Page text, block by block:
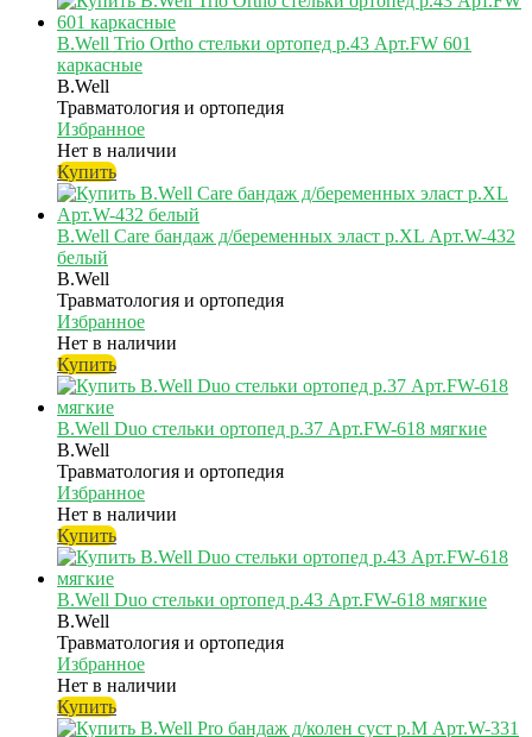
B.Well Trio Ortho стельки ортопед р.43 Арт.FW 601
каркасные
B.Well
Травматология и ортопедия
Избранное
Нет в наличии
Купить
B.Well Care бандаж д/беременных эласт р.XL Арт.W-432
белый
B.Well
Травматология и ортопедия
Избранное
Нет в наличии
Купить
B.Well Duo стельки ортопед р.37 Арт.FW-618 мягкие
B.Well
Травматология и ортопедия
Избранное
Нет в наличии
Купить
B.Well Duo стельки ортопед р.43 Арт.FW-618 мягкие
B.Well
Травматология и ортопедия
Избранное
Нет в наличии
Купить